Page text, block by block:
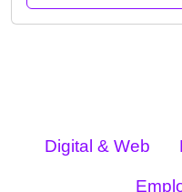
Digital & Web